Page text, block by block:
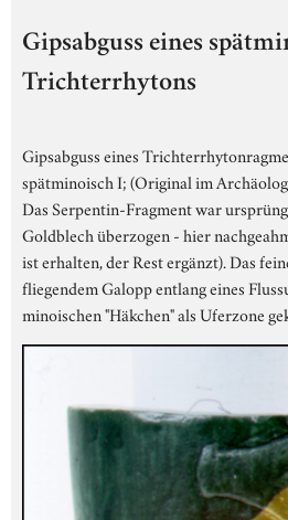
Gipsabguss eines
Trichterrhytons
Gipsabguss eines
spätminoisch I; (Original im
Das Serpentin-Fragment war
Goldblech überzogen - hier
ist erhalten, der Rest ergänzt). Das
fliegendem Galopp entlang eines
minoischen "Häkchen" als Uferzone